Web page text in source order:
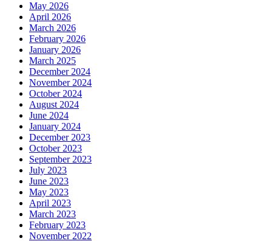
May 2026
April 2026
March 2026
February 2026
January 2026
March 2025
December 2024
November 2024
October 2024
August 2024
June 2024
January 2024
December 2023
October 2023
September 2023
July 2023
June 2023
May 2023
April 2023
March 2023
February 2023
November 2022